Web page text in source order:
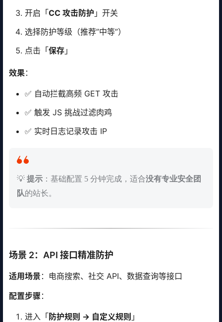
开启「CC 攻击防护 」开关
选择防护等级（推荐”中等”）
点击「保存 」
效果：
✅ 自动拦截高频 GET 攻击
✅ 触发 JS 挑战过滤肉鸡
✅ 实时日志记录攻击 IP
💡 提示 ：基础配置 5 分钟完成，适合没有专业安全团
队的站长。
场景 2：API 接口精准防护
适用场景 ：电商搜索、社交 API、数据查询等接口
配置步骤 ：
进入「防护规则 → 自定义规则 」